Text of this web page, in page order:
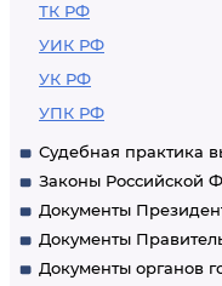
ТК РФ
УИК РФ
УК РФ
УПК РФ
Судебная практика
Законы Российской
Документы
Документы
Документы органов